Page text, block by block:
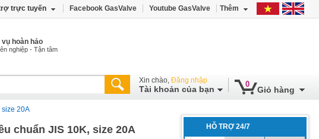
trực tuyến Facebook GasValve Youtube GasValve Thêm
vụ hoàn hảo
nghiệp - Tận tâm
Xin chào, Đăng nhập
Tài khoản của bạn
0
Giỏ hàng
size 20A
HỖ TRỢ 24/7
chuẩn JIS 10K, size 20A